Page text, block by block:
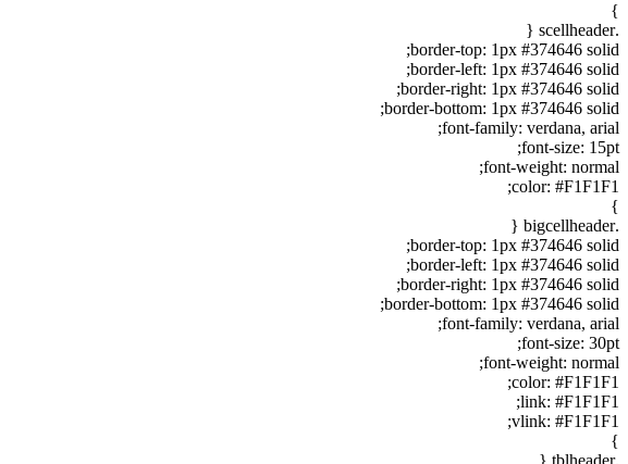
}
.scellheader {
border-top: 1px #374646 solid;
border-left: 1px #374646 solid;
border-right: 1px #374646 solid;
border-bottom: 1px #374646 solid;
font-family: verdana, arial;
font-size: 15pt;
font-weight: normal;
color: #F1F1F1;
}
.bigcellheader {
border-top: 1px #374646 solid;
border-left: 1px #374646 solid;
border-right: 1px #374646 solid;
border-bottom: 1px #374646 solid;
font-family: verdana, arial;
font-size: 30pt;
font-weight: normal;
color: #F1F1F1;
link: #F1F1F1;
vlink: #F1F1F1;
}
.tblheader {